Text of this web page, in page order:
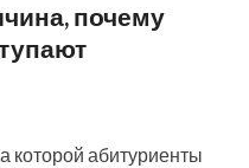
почему
которой абитуриенты